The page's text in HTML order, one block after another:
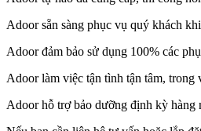
Adoor sẵn sàng phục vụ quý khách
Adoor đảm bảo sử dụng 100% các
Adoor làm việc tận tình tận tâm, trong
Adoor hỗ trợ bảo dưỡng định kỳ